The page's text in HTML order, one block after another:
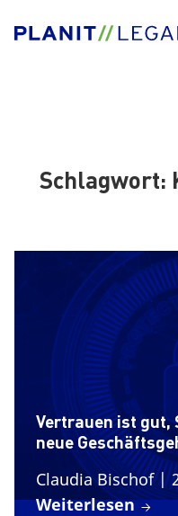
Schlagwort:
Vertrauen ist gut,
neue
Claudia Bischof|
Weiterlesen